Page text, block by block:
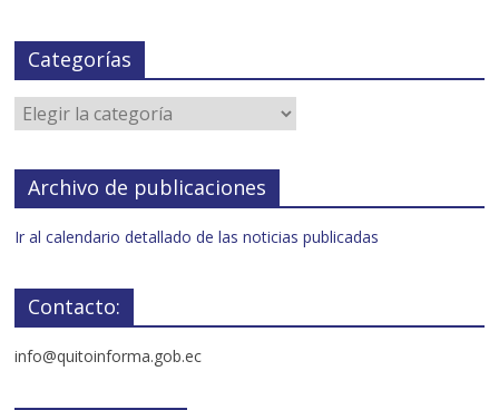
Categorías
Archivo de publicaciones
Ir al calendario detallado de las noticias publicadas
Contacto:
info@quitoinforma.gob.ec